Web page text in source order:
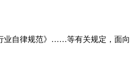
业自律规范》……等有关规定，面向